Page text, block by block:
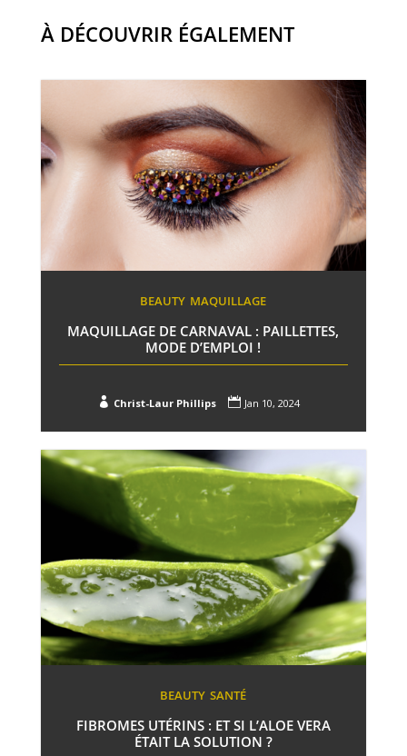
À DÉCOUVRIR ÉGALEMENT
BEAUTY MAQUILLAGE
MAQUILLAGE DE CARNAVAL : PAILLETTES,
MODE D’EMPLOI !
 Christ-Laur Phillips  Jan 10, 2024
BEAUTY SANTÉ
FIBROMES UTÉRINS : ET SI L’ALOE VERA
ÉTAIT LA SOLUTION ?